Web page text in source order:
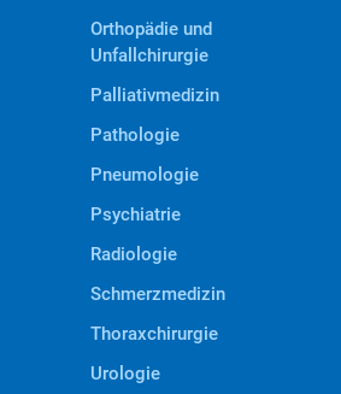
Orthopädie und
Unfallchirurgie
Palliativmedizin
Pathologie
Pneumologie
Psychiatrie
Radiologie
Schmerzmedizin
Thoraxchirurgie
Urologie